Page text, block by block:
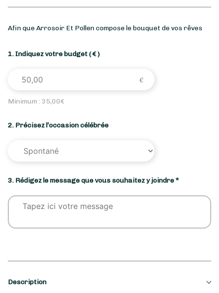
Afin que Arrosoir Et Pollen compose le bouquet de vos rêves
1. Indiquez votre budget( € )
Minimum : 35,00€
2. Précisez l’occasion célébrée
3. Rédigez le message que vous souhaitez y joindre *
Description